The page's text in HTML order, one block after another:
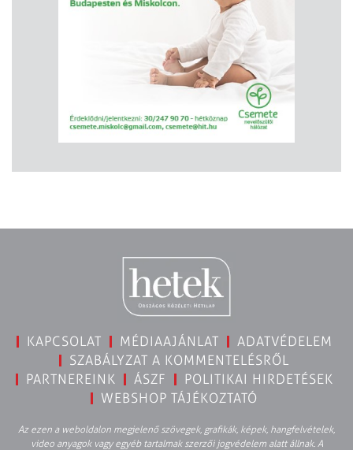
KAPCSOLAT MÉDIAAJÁNLAT
ADATVÉDELEM
SZABÁLYZAT A KOMMENTELÉSRŐL
PARTNEREINK
ÁSZF
POLITIKAI HIRDETÉSEK
WEBSHOP TÁJÉKOZTATÓ
Az ezen a weboldalon megjelenő szövegek, grafikák, képek, hangfelvételek,
video anyagok vagy egyéb tartalmak szerzői jogvédelem alatt állnak. A